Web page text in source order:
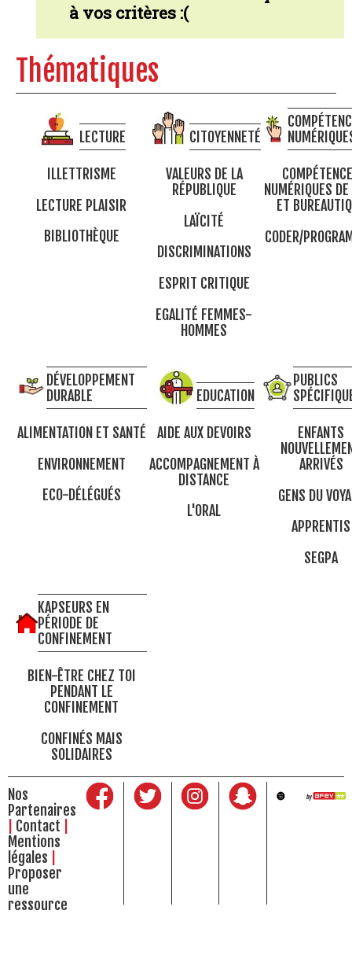
à vos critères :(
Thématiques
LECTURE
ILLETTRISME
LECTURE PLAISIR
BIBLIOTHÈQUE
CITOYENNETÉ
VALEURS DE LA
RÉPUBLIQUE
LAÏCITÉ
DISCRIMINATIONS
ESPRIT CRITIQUE
EGALITÉ FEMMES-
HOMMES
NUMÉRIQUES
ET
CODER/
DÉVELOPPEMENT
DURABLE
ALIMENTATION ET SANTÉ
ENVIRONNEMENT
ECO-DÉLÉGUÉS
EDUCATION
AIDE AUX DEVOIRS
ACCOMPAGNEMENT À
DISTANCE
L'ORAL
PUBLICS
ENFANTS
ARRIVÉS
GENS DU
APPRENTIS
SEGPA
KAPSEURS EN
PÉRIODE DE
CONFINEMENT
BIEN-ÊTRE CHEZ TOI
PENDANT LE
CONFINEMENT
CONFINÉS MAIS
SOLIDAIRES
Nos
Partenaires
Contact
Mentions
légales
Proposer
une
ressource